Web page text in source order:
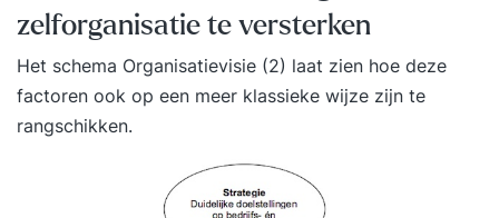
zelforganisatie te versterken
Het schema Organisatievisie (2) laat zien hoe deze
factoren ook op een meer klassieke wijze zijn te
rangschikken.